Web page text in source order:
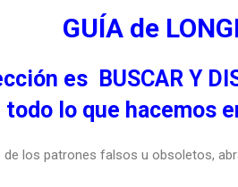
GUÍA de
es BUSCAR Y
lo que hacemos
de los patrones falsos u obsoletos,